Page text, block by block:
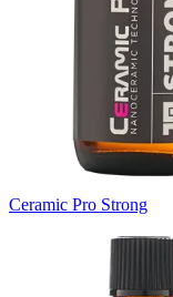
Ceramic Pro Strong